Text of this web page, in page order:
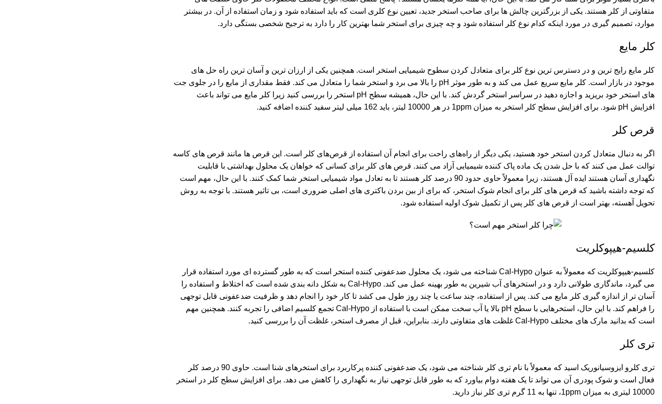
متفاوتی از کلر هستند. یکی از بزرگترین چالش ها برای صاحب استخر جدید، تعیین نوع کلری است که باید استفاده شود و زمان استفاده از آن. در بیشتر
موارد، تصمیم گیری در مورد اینکه کدام نوع کلر استفاده شود و چه چیزی برای استخر شما بهترین کار را دارد به ترجیح شخصی بستگی دارد.
کلر مایع
کلر مایع رایج ترین و در دسترس ترین نوع کلر برای متعادل کردن سطوح شیمیایی استخر است. همچنین یکی از ارزان ترین و آسان ترین راه حل های
موجود در بازار است. کلر مایع سریع عمل می کند و به طور موثر pH را بالا می برد و استخر شما را متعادل می کند. فقط مقداری از مایع را در جلوی جت
های استخر خود بریزید و اجازه دهید در سراسر استخر گردش کند. با این حال، همیشه سطح pH استخر را بررسی کنید زیرا کلر مایع می تواند باعث
افزایش pH شود. برای افزایش سطح کلر استخر به میزان 1ppm در هر 10000 لیتر، باید 162 میلی لیتر سفید کننده اضافه کنید.
قرص کلر
اگر به دنبال متعادل کردن استخر خود هستید، یکی دیگر از راه‌های راحت برای انجام آن استفاده از قرص‌های کلر است. این قرص ها مانند قرص های کاسه
توالت عمل می کنند که با حل شدن یک ماده پاک کننده شیمیایی آزاد می کنند. قرص های کلر برای کسانی که خواهان یک محلول بهداشتی با قابلیت
نگهداری آسان هستند ایده آل هستند، زیرا معمولاً حاوی حدود 90 درصد کلر هستند تا به تعادل مواد شیمیایی استخر شما کمک کنند. با این حال، مهم است
که توجه داشته باشید که قرص های کلر برای انجام شوک استخر، که برای از بین بردن باکتری های اصلی ضروری است، بی تاثیر هستند. با توجه به روش
تحویل آهسته، بهتر است از قرص های کلر پس از تکمیل شوک اولیه استفاده شود.
کلسیم-هیپوکلریت
کلسیم-هیپوکلریت که معمولاً به عنوان Cal-Hypo شناخته می شود، یک محلول ضدعفونی کننده استخر است که به طور گسترده ای مورد استفاده قرار
می گیرد، ماندگاری طولانی دارد و در استخرهای آب شیرین به طور بهینه عمل می کند. Cal-Hypo به شکل دانه بندی شده است که اختلاط و استفاده را
آسان تر از اندازه گیری کلر مایع می کند. پس از استفاده، چند ساعت یا چند روز طول می کشد تا کار خود را انجام دهد و ظرفیت ضدعفونی قابل توجهی
را فراهم کند. با این حال، استخرهایی با سطح pH بالا یا آب سخت ممکن است با استفاده از Cal-Hypo تجمع کلسیم اضافی را تجربه کنند. همچنین مهم
است که بدانید مارک های مختلف Cal-Hypo غلظت های متفاوتی دارند. بنابراین، قبل از مصرف استخر، غلظت آن را بررسی کنید.
تری کلر
تری کلرو ایزوسیانوریک اسید که معمولاً با نام تری کلر شناخته می شود، یک ضدعفونی کننده پرکاربرد برای استخرهای شنا است. حاوی 90 درصد کلر
فعال است و شوک پودری آن می تواند تا یک هفته دوام بیاورد که به طور قابل توجهی نیاز به نگهداری را کاهش می دهد. برای افزایش سطح کلر در استخر
10000 لیتری به میزان 1ppm، تنها به 11 گرم تری کلر نیاز دارید.